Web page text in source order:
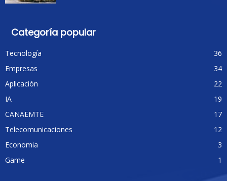
Categoría popular
Tecnología
36
Empresas
34
Aplicación
22
IA
19
CANAEMTE
17
Telecomunicaciones
12
Economia
3
Game
1